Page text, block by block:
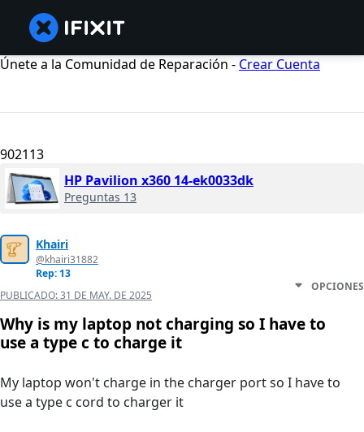
Únete a la Comunidad de Reparación - Crear Cuenta
902113
HP Pavilion x360 14-ek0033dk
Preguntas 13
Khairi
@khairi31882
Rep: 13
PUBLICADO:31 DE MAY. DE 2025
OPCIONES
Why is my laptop not charging so I have to
use a type c to charge it
My laptop won't charge in the charger port so I have to
use a type c cord to charger it